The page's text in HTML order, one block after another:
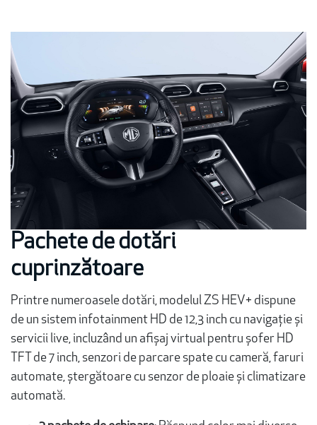
Pachete de dotări
cuprinzătoare
Printre numeroasele dotări, modelul ZS HEV+ dispune
de un sistem infotainment HD de 12,3 inch cu navigație și
servicii live, incluzând un afișaj virtual pentru șofer HD
TFT de 7 inch, senzori de parcare spate cu cameră, faruri
automate, ștergătoare cu senzor de ploaie și climatizare
automată.